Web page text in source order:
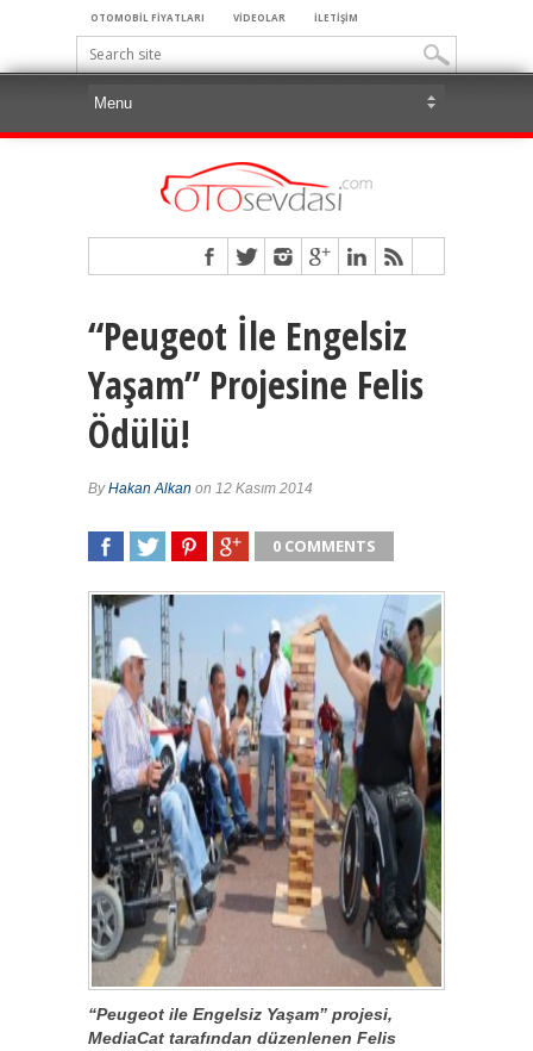
OTOMOBİL FİYATLARI VİDEOLAR İLETİŞİM
“Peugeot İle Engelsiz
Yaşam” Projesine Felis
Ödülü!
ByHakan Alkan on 12 Kasım 2014
0 COMMENTS
“Peugeot ile Engelsiz Yaşam” projesi,
MediaCat tarafından düzenlenen Felis